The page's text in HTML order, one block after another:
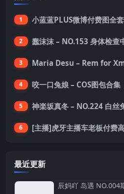
1 小蓝蓝PLUS微博付费图全套
2 蠢沫沫 – NO.153 身体检查
3 Maria Desu – Rem for
4 咬一口兔娘 – COS图包合集
5 神楽坂真冬 – NO.224 白丝
6
最近更新
辰妈吖 岛遇 NO.004